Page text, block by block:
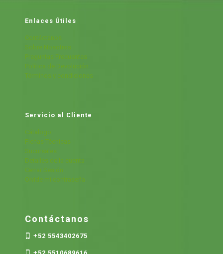
Enlaces Útiles
Contáctanos
Sobre Nosotros
Preguntas Frecuentes
Política de Devolución
Términos y condiciones
Servicio al Cliente
Cátalogo
Fichas Técnicas
Sucursales
Detalles de la cuenta
Cerrar Sesión
Olvide mi contraseña
Contáctanos
+52 5543402675